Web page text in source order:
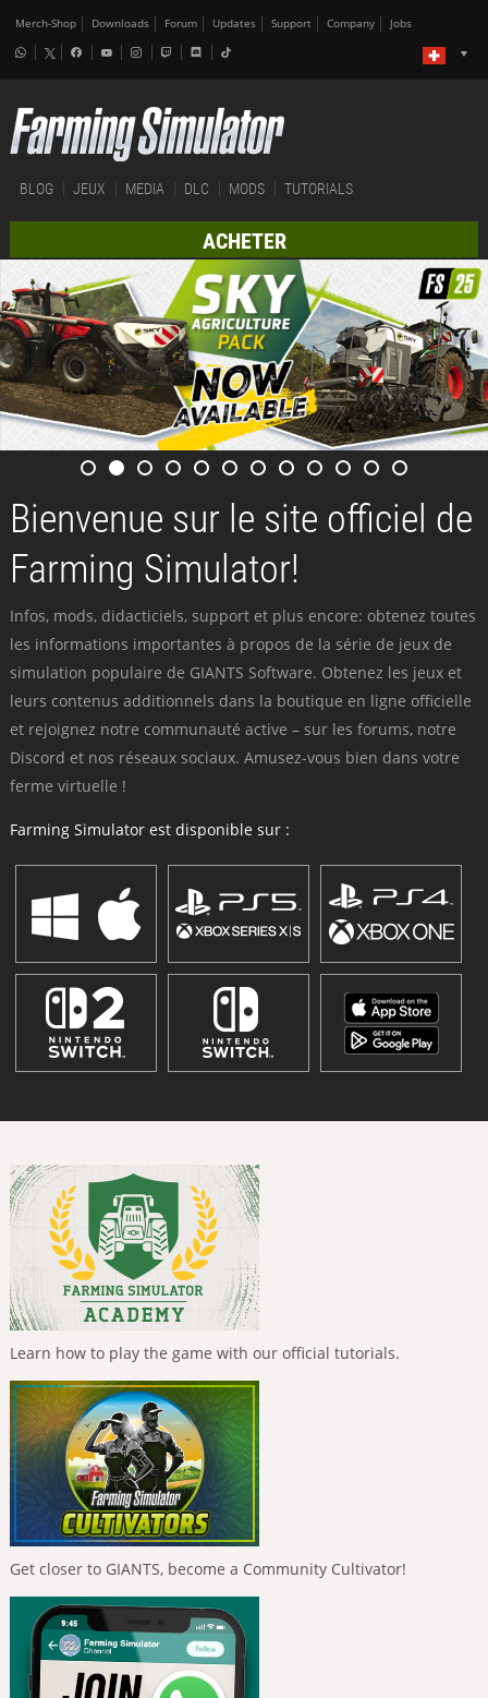
Merch-Shop Downloads Forum Updates Support Company Jobs
BLOG JEUX MEDIA DLC MODS TUTORIALS
ACHETER
Bienvenue sur le site officiel de
Farming Simulator!
Infos, mods, didacticiels, support et plus encore: obtenez toutes
les informations importantes à propos de la série de jeux de
simulation populaire de GIANTS Software. Obtenez les jeux et
leurs contenus additionnels dans la boutique en ligne officielle
et rejoignez notre communauté active – sur les forums, notre
Discord et nos réseaux sociaux. Amusez-vous bien dans votre
ferme virtuelle !
Farming Simulator est disponible sur :
Learn how to play the game with our official tutorials.
Get closer to GIANTS, become a Community Cultivator!